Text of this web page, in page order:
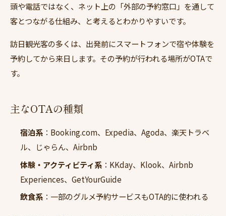
頭や電話ではなく、ネット上の「外部の予約窓口」を通して
客とつながる仕組み、と考えるとわかりやすいです。
訪日観光客の多くは、出発前にスマートフォンで宿や体験を
予約してから来日します。その予約が行われる場所がOTAで
す。
主なOTAの種類
宿泊系 ：Booking.com、Expedia、Agoda、楽天トラベ
ル、じゃらん、Airbnb
体験・アクティビティ系 ：KKday、Klook、Airbnb
Experiences、GetYourGuide
飲食系 ：一部のグルメ予約サービスもOTA的に使われる